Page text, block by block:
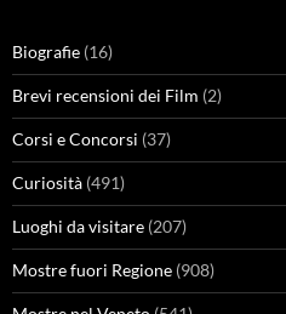
Biografie (16)
Brevi recensioni dei Film (2)
Corsi e Concorsi (37)
Curiosità (491)
Luoghi da visitare (207)
Mostre fuori Regione (908)